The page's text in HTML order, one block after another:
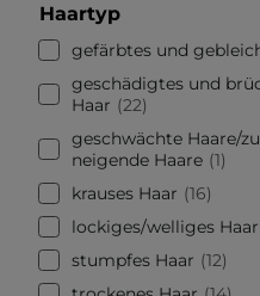
Haartyp
gefärbtes und
geschädigtes und
Haar
22
geschwächte Haare/
neigende Haare 1
krauses Haar
16
lockiges/welliges Haar
stumpfes Haar
12